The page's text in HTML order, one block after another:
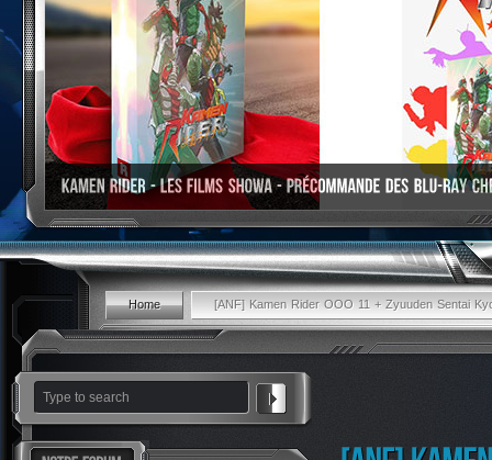
Home [ANF] Kamen Rider OOO 11 + Zyuuden Sentai